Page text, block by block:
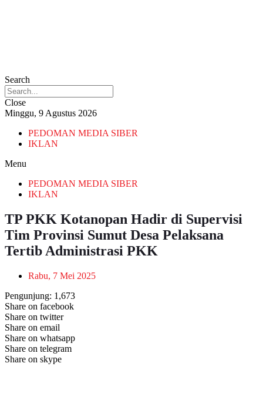
Search
Close
Minggu, 9 Agustus 2026
PEDOMAN MEDIA SIBER
IKLAN
Menu
PEDOMAN MEDIA SIBER
IKLAN
TP PKK Kotanopan Hadir di Supervisi
Tim Provinsi Sumut Desa Pelaksana
Tertib Administrasi PKK
Rabu, 7 Mei 2025
Pengunjung: 1,673
Share on facebook
Share on twitter
Share on email
Share on whatsapp
Share on telegram
Share on skype